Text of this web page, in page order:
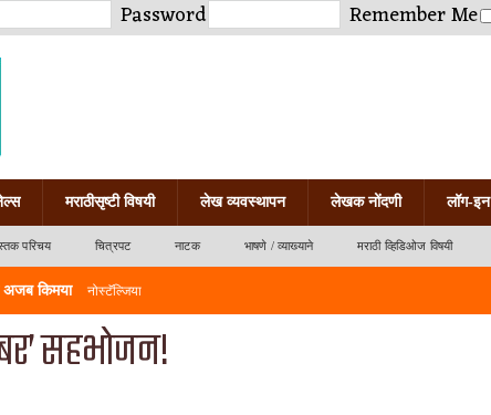
Password Remember Me
मराठीसृष्टी विषयी लेख व्यवस्थापन लेखक नोंदणी लॉग-इन
परिचय चित्रपट नाटक भाषणे / व्याख्याने मराठी व्हिडिओज विषयी
अजब किमया नोस्टॅल्जिया
मराठीत? नोस्टॅल्जिया
सहभोजन!